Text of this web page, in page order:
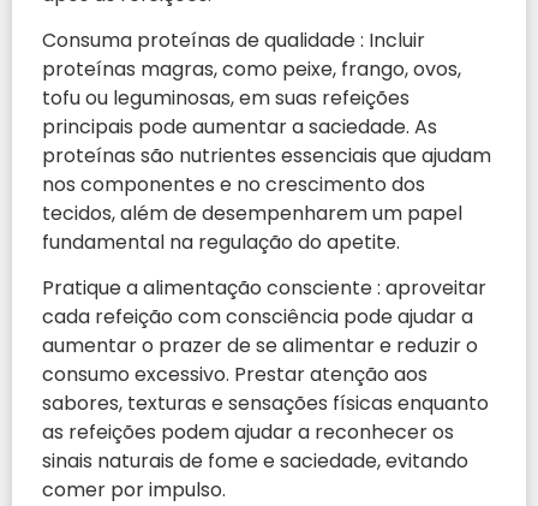
Consuma proteínas de qualidade : Incluir
proteínas magras, como peixe, frango, ovos,
tofu ou leguminosas, em suas refeições
principais pode aumentar a saciedade. As
proteínas são nutrientes essenciais que ajudam
nos componentes e no crescimento dos
tecidos, além de desempenharem um papel
fundamental na regulação do apetite.
Pratique a alimentação consciente : aproveitar
cada refeição com consciência pode ajudar a
aumentar o prazer de se alimentar e reduzir o
consumo excessivo. Prestar atenção aos
sabores, texturas e sensações físicas enquanto
as refeições podem ajudar a reconhecer os
sinais naturais de fome e saciedade, evitando
comer por impulso.